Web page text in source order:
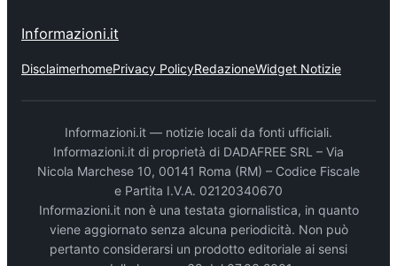
Informazioni.it
DisclaimerhomePrivacy PolicyRedazioneWidget Notizie
Informazioni.it — notizie locali da fonti ufficiali.
Informazioni.it di proprietà di DADAFREE SRL – Via
Nicola Marchese 10, 00141 Roma (RM) – Codice Fiscale
e Partita I.V.A. 02120340670
Informazioni.it non è una testata giornalistica, in quanto
viene aggiornato senza alcuna periodicità. Non può
pertanto considerarsi un prodotto editoriale ai sensi